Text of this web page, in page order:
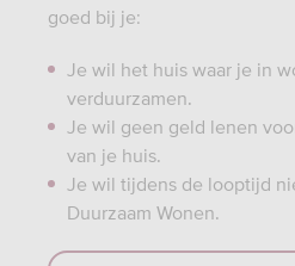
goed bij je:
Je wil het huis waar je in
verduurzamen.
Je wil geen geld lenen
van je huis.
Je wil tijdens de looptijd
Duurzaam Wonen.